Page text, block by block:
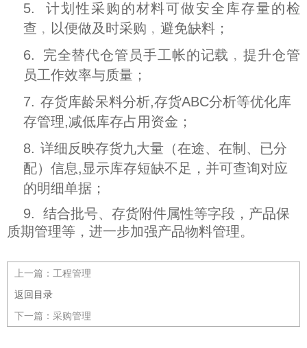
5.
计划性采购的材料可做安全库存量的检
查﹐以便做及时采购﹐避免缺料；
6.
完全替代仓管员手工帐的记载﹐提升仓管
员工作效率与质量；
7. 存货库龄呆料分析,存货ABC分析等优化库
存管理,减低库存占用资金；
8. 详细反映存货九大量（在途、在制、已分
配）信息,显示库存短缺不足，并可查询对应
的明细单据；
9. 结合批号、存货附件属性等字段，产品保
质期管理等，进一步加强产品物料管理。
上一篇： 工程管理
返回目录
下一篇： 采购管理